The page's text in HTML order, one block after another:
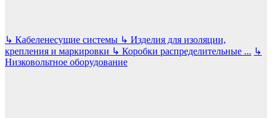
↳ Кабеленесущие системы ↳ Изделия для изоляции,
крепления и маркировки ↳ Коробки распределительные ... ↳
Низковольтное оборудование